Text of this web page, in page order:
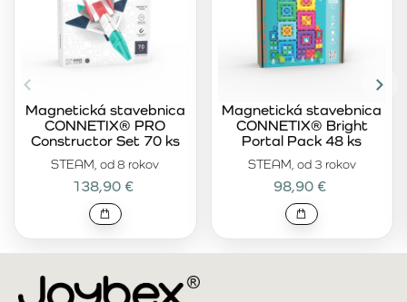
STEAM, od 8 rokov
Magnetická stavebnica
CONNETIX® PRO
Constructor Set 70 ks
138,90 €
STEAM, od 3 rokov
Magnetická stavebnica
CONNETIX® Bright
Portal Pack 48 ks
98,90 €